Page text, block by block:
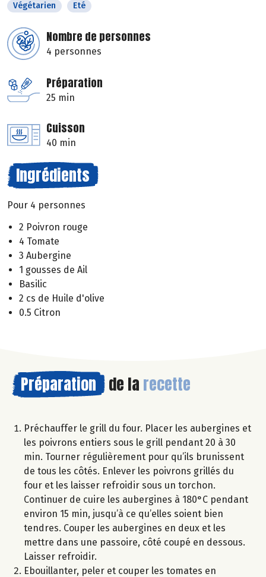
Végétarien
Eté
Nombre de personnes
4 personnes
Préparation
25 min
Cuisson
40 min
Ingrédients
Pour 4 personnes
2 Poivron rouge
4 Tomate
3 Aubergine
1 gousses de Ail
Basilic
2 cs de Huile d'olive
0.5 Citron
Préparation de la recette
Préchauffer le grill du four. Placer les aubergines et
les poivrons entiers sous le grill pendant 20 à 30
min. Tourner régulièrement pour qu’ils brunissent
de tous les côtés. Enlever les poivrons grillés du
four et les laisser refroidir sous un torchon.
Continuer de cuire les aubergines à 180°C pendant
environ 15 min, jusqu’à ce qu’elles soient bien
tendres. Couper les aubergines en deux et les
mettre dans une passoire, côté coupé en dessous.
Laisser refroidir.
Ebouillanter, peler et couper les tomates en